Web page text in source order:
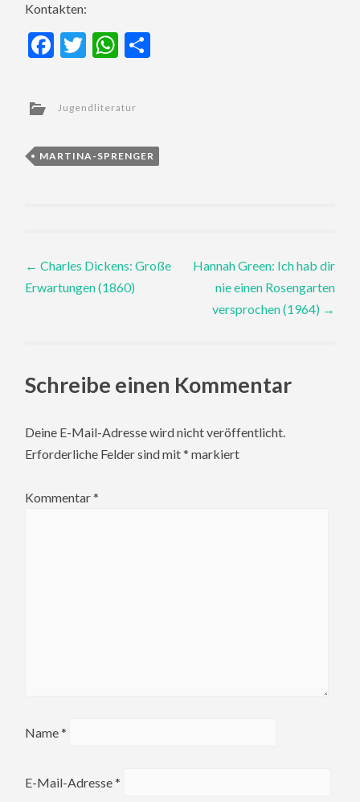
Kontakten:
Facebook
TwitterWhatsApp
Jugendliteratur
MARTINA-SPRENGER
Post
navigation
← Charles Dickens: Große
Erwartungen (1860)
Hannah Green: Ich hab dir
nie einen Rosengarten
versprochen (1964) →
Schreibe einen Kommentar
Deine E-Mail-Adresse wird nicht veröffentlicht.
Erforderliche Felder sind mit* markiert
Kommentar*
Name*
E-Mail-Adresse*